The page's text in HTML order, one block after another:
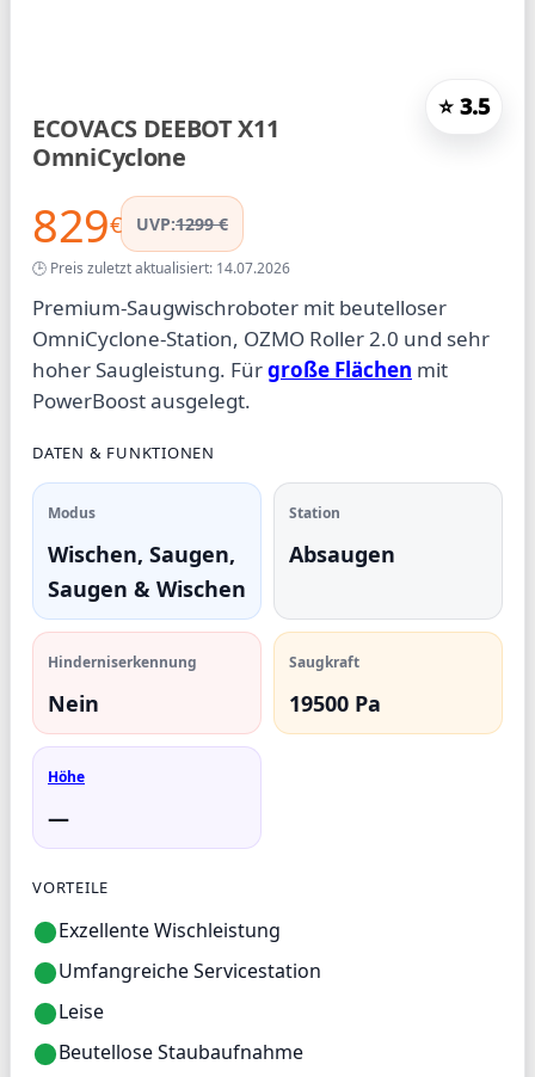
ECOVACS DEEBOT X11
OmniCyclone
⭐ 3.5
829€ UVP:1299 €
🕒 Preis zuletzt aktualisiert: 14.07.2026
Premium-Saugwischroboter mit beutelloser
OmniCyclone-Station, OZMO Roller 2.0 und sehr
hoher Saugleistung. Fürgroße Flächen mit
PowerBoost ausgelegt.
DATEN & FUNKTIONEN
Modus
Wischen, Saugen,
Saugen & Wischen
Station
Absaugen
Hinderniserkennung
Nein
Saugkraft
19500 Pa
Höhe
—
VORTEILE
Exzellente Wischleistung
Umfangreiche Servicestation
Leise
Beutellose Staubaufnahme